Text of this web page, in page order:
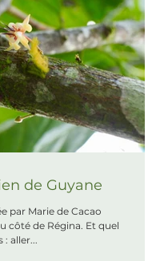
de Guyane
par Marie de Cacao
côté de Régina. Et quel
aller...